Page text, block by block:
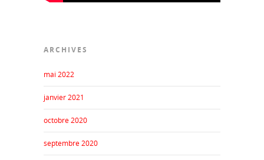
ARCHIVES
mai 2022
janvier 2021
octobre 2020
septembre 2020